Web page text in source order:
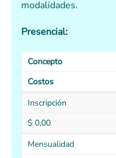
modalidades.
Presencial:
Concepto
Costos
Inscripción
$ 0,00
Mensualidad